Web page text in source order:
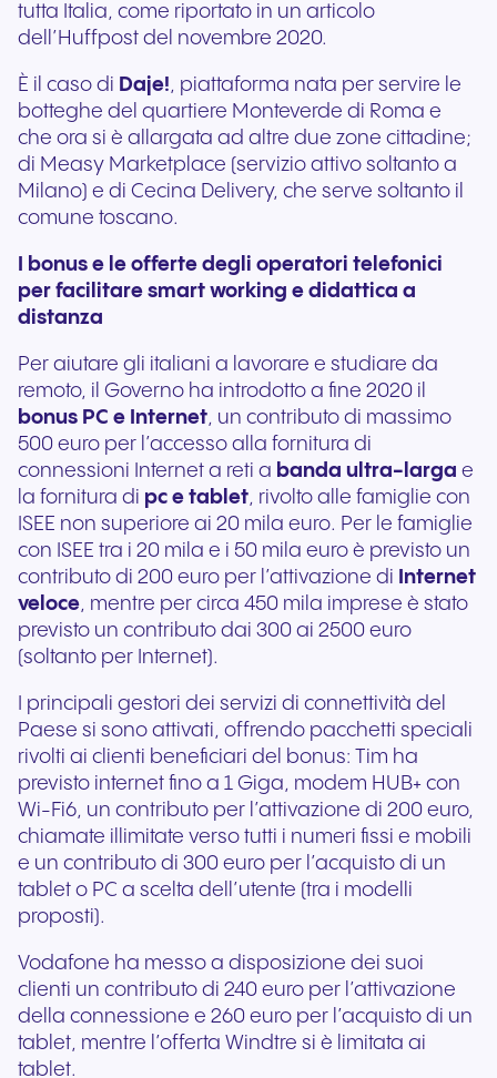
tutta Italia, come riportato in un articolo
dell’Huffpost del novembre 2020.
È il caso di Daje!, piattaforma nata per servire le
botteghe del quartiere Monteverde di Roma e
che ora si è allargata ad altre due zone cittadine;
di Measy Marketplace (servizio attivo soltanto a
Milano) e di Cecina Delivery, che serve soltanto il
comune toscano.
I bonus e le offerte degli operatori telefonici
per facilitare smart working e didattica a
distanza
Per aiutare gli italiani a lavorare e studiare da
remoto, il Governo ha introdotto a fine 2020 il
bonus PC e Internet, un contributo di massimo
500 euro per l’accesso alla fornitura di
connessioni Internet a reti a banda ultra-larga e
la fornitura di pc e tablet, rivolto alle famiglie con
ISEE non superiore ai 20 mila euro. Per le famiglie
con ISEE tra i 20 mila e i 50 mila euro è previsto un
contributo di 200 euro per l’attivazione di Internet
veloce, mentre per circa 450 mila imprese è stato
previsto un contributo dai 300 ai 2500 euro
(soltanto per Internet).
I principali gestori dei servizi di connettività del
Paese si sono attivati, offrendo pacchetti speciali
rivolti ai clienti beneficiari del bonus: Tim ha
previsto internet fino a 1 Giga, modem HUB+ con
Wi-Fi6, un contributo per l’attivazione di 200 euro,
chiamate illimitate verso tutti i numeri fissi e mobili
e un contributo di 300 euro per l’acquisto di un
tablet o PC a scelta dell’utente (tra i modelli
proposti).
Vodafone ha messo a disposizione dei suoi
clienti un contributo di 240 euro per l’attivazione
della connessione e 260 euro per l’acquisto di un
tablet, mentre l’offerta Windtre si è limitata ai
tablet.